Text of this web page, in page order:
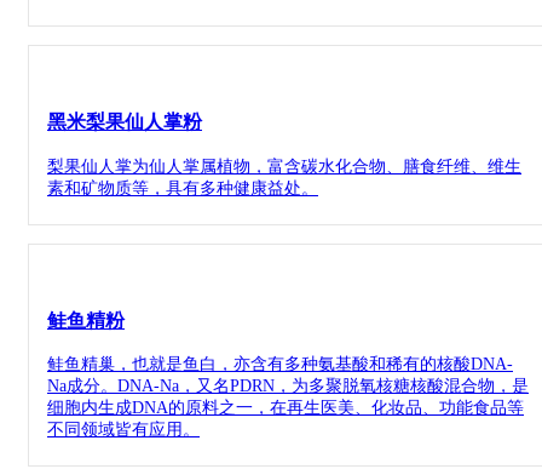
黑米梨果仙人掌粉
梨果仙人掌为仙人掌属植物，富含碳水化合物、膳食纤维、维生
素和矿物质等，具有多种健康益处。
鲑鱼精粉
鲑鱼精巢，也就是鱼白，亦含有多种氨基酸和稀有的核酸DNA-
Na成分。DNA-Na，又名PDRN，为多聚脱氧核糖核酸混合物，是
细胞内生成DNA的原料之一，在再生医美、化妆品、功能食品等
不同领域皆有应用。